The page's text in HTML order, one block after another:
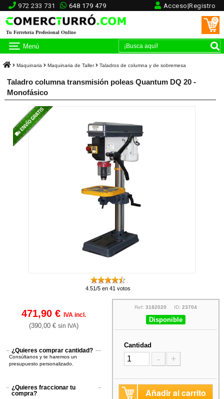
972 233 731 648 179 479 Acceso|Registro
Tu Ferretería Profesional Online
0
Menú
Maquinaria Maquinaria de Taller Taladros de columna y de sobremesa
Taladro columna transmisión poleas Quantum DQ 20 -
Monofásico
4.51/5 en 41 votos
471,90 €IVA incl.
(390,00 €sin IVA)
¿Quieres comprar cantidad?
Consúltanos y te haremos un
presupuesto personalizado.
¿Quieres fraccionar tu
compra?
Ref: 3182020 ID: 23704
Disponible
Cantidad
- +
Añadir al carrito